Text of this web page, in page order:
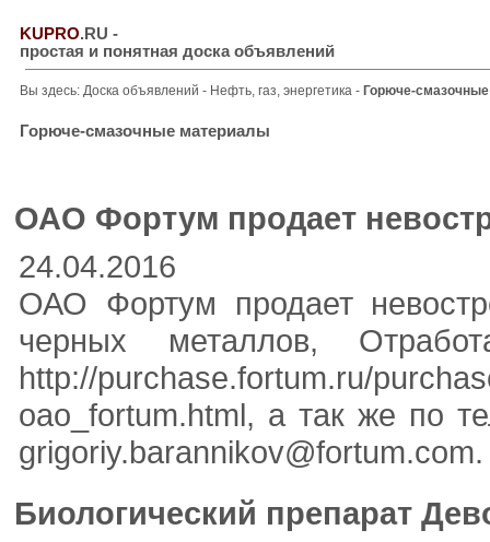
KUPRO.RU -
простая и понятная доска объявлений
Вы здесь: Доска объявлений - Нефть, газ, энергетика - Горюче-
Горюче-смазочные материалы
ОАО Фортум продает
24.04.2016
ОАО Фортум продает
черных металлов,
http://purchase.fortum.ru/
oao_fortum.html, а так же по
grigoriy.barannikov@fortum.com.
Биологический препарат